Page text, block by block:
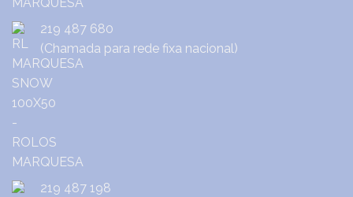
219 487 680
(Chamada para rede fixa nacional)
219 487 198